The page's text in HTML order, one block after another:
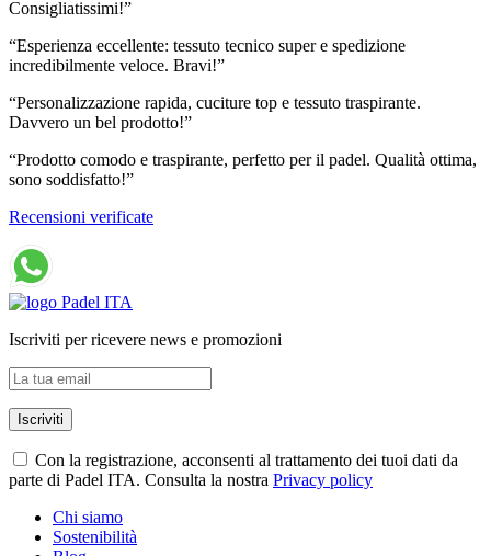
Consigliatissimi!”
“Esperienza eccellente: tessuto tecnico super e spedizione
incredibilmente veloce. Bravi!”
“Personalizzazione rapida, cuciture top e tessuto traspirante.
Davvero un bel prodotto!”
“Prodotto comodo e traspirante, perfetto per il padel. Qualità ottima,
sono soddisfatto!”
Recensioni verificate
Iscriviti per ricevere news e promozioni
Con la registrazione, acconsenti al trattamento dei tuoi dati da
parte di Padel ITA. Consulta la nostra Privacy policy
Chi siamo
Sostenibilità